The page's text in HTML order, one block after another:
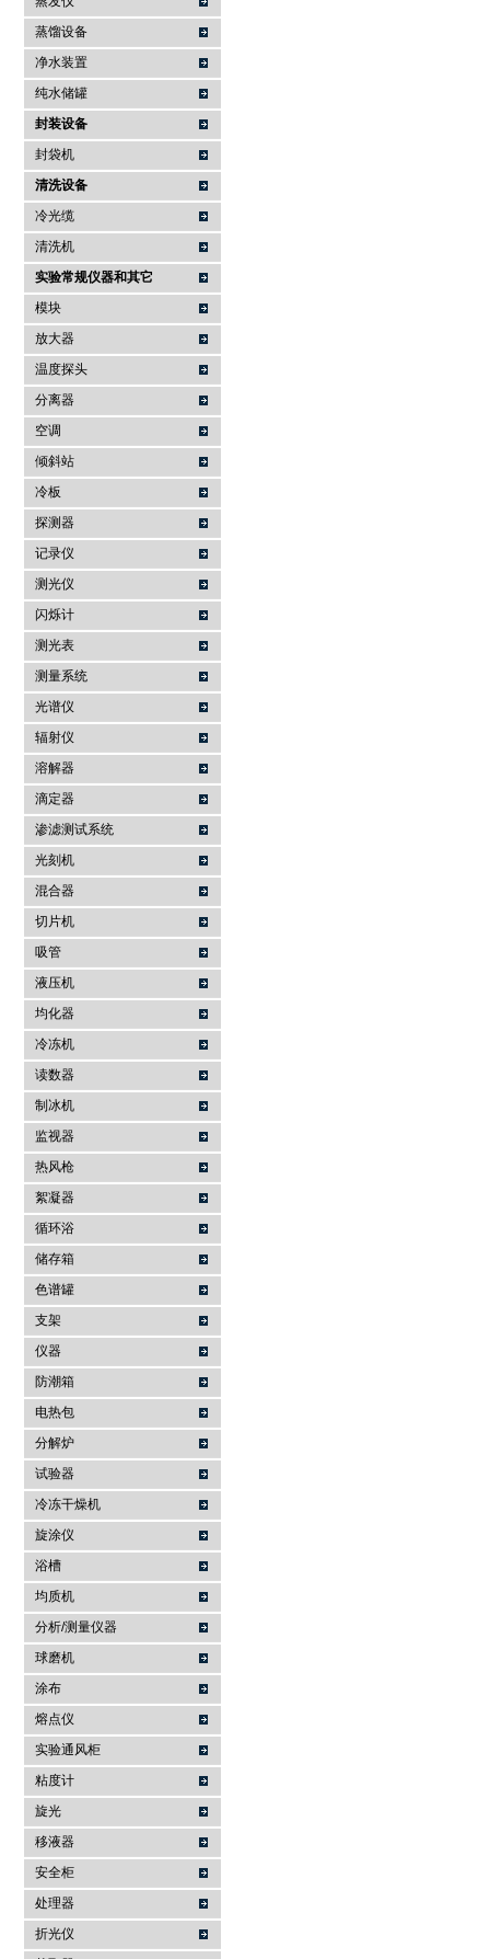
蒸馏设备
净水装置
纯水储罐
封装设备
封袋机
清洗设备
冷光缆
清洗机
实验常规仪器和其它
模块
放大器
温度探头
分离器
空调
倾斜站
冷板
探测器
记录仪
测光仪
闪烁计
测光表
测量系统
光谱仪
辐射仪
溶解器
滴定器
渗滤测试系统
光刻机
混合器
切片机
吸管
液压机
均化器
冷冻机
读数器
制冰机
监视器
热风枪
絮凝器
循环浴
储存箱
色谱罐
支架
仪器
防潮箱
电热包
分解炉
试验器
冷冻干燥机
旋涂仪
浴槽
均质机
分析/测量仪器
球磨机
涂布
熔点仪
实验通风柜
粘度计
旋光
移液器
安全柜
处理器
折光仪